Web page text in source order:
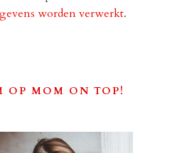
worden verwerkt.
OP MOM ON TOP!